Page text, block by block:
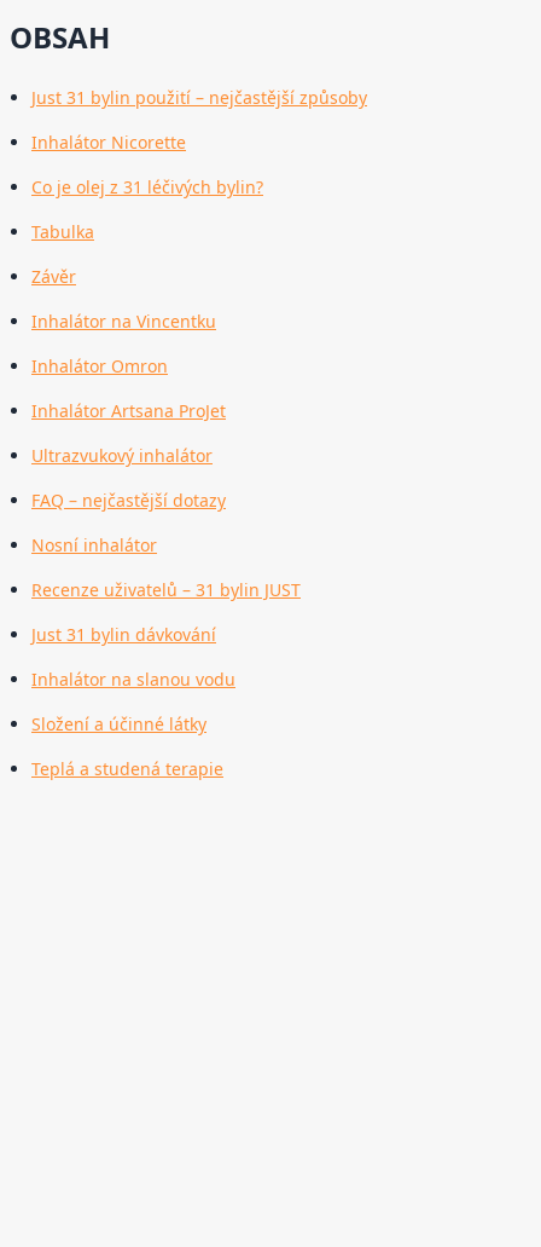
OBSAH
Just 31 bylin použití – nejčastější způsoby
Inhalátor Nicorette
Co je olej z 31 léčivých bylin?
Tabulka
Závěr
Inhalátor na Vincentku
Inhalátor Omron
Inhalátor Artsana ProJet
Ultrazvukový inhalátor
FAQ – nejčastější dotazy
Nosní inhalátor
Recenze uživatelů – 31 bylin JUST
Just 31 bylin dávkování
Inhalátor na slanou vodu
Složení a účinné látky
Teplá a studená terapie